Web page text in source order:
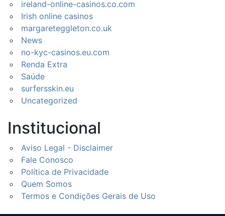
ireland-online-casinos.co.com
Irish online casinos
margareteggleton.co.uk
News
no-kyc-casinos.eu.com
Renda Extra
Saúde
surfersskin.eu
Uncategorized
Institucional
Aviso Legal - Disclaimer
Fale Conosco
Política de Privacidade
Quem Somos
Termos e Condições Gerais de Uso